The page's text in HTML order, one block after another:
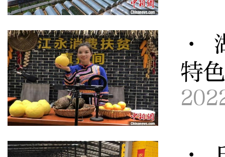
·
特